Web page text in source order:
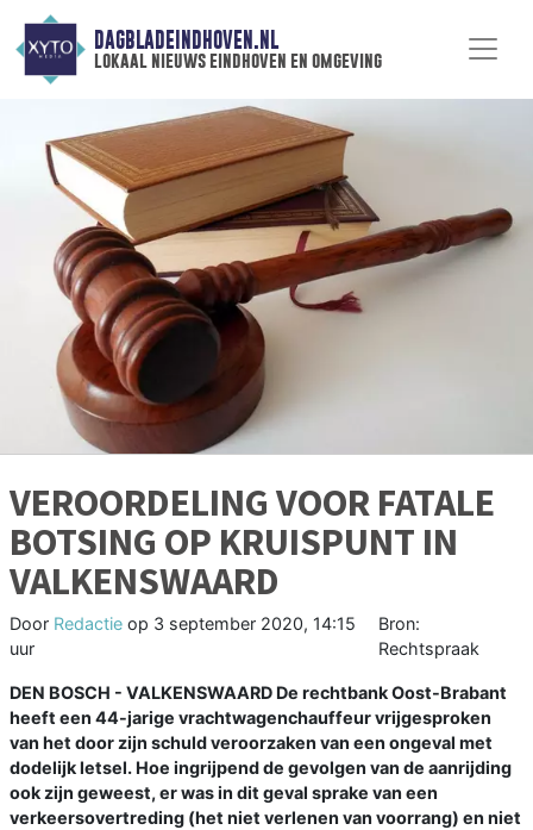
DAGBLADEINDHOVEN.NL
lokaal nieuws eindhoven en omgeving
VEROORDELING VOOR FATALE
BOTSING OP KRUISPUNT IN
VALKENSWAARD
Door Redactie op 3 september 2020, 14:15
uur
Bron:
Rechtspraak
DEN BOSCH - VALKENSWAARD De rechtbank Oost-Brabant
heeft een 44-jarige vrachtwagenchauffeur vrijgesproken
van het door zijn schuld veroorzaken van een ongeval met
dodelijk letsel. Hoe ingrijpend de gevolgen van de aanrijding
ook zijn geweest, er was in dit geval sprake van een
verkeersovertreding (het niet verlenen van voorrang) en niet